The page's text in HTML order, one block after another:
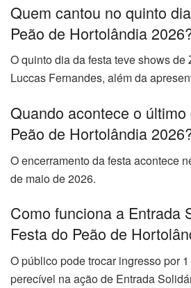
Quem cantou no quinto
Peão de Hortolândia
O quinto dia da festa teve shows de
Luccas Fernandes, além da
Quando acontece o
Peão de Hortolândia
O encerramento da festa acontece
de maio de 2026.
Como funciona a Entrada
Festa do Peão de
O público pode trocar ingresso por
perecível na ação de Entrada